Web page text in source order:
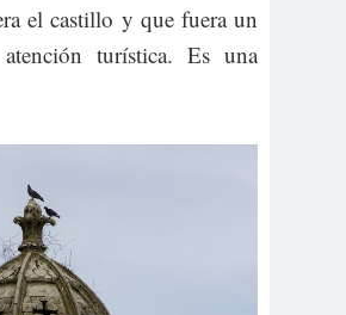
el castillo y que fuera un
turística. Es una